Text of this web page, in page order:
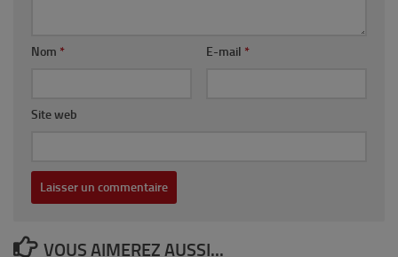
Nom * E-mail *
Site web
VOUS AIMEREZ AUSSI...